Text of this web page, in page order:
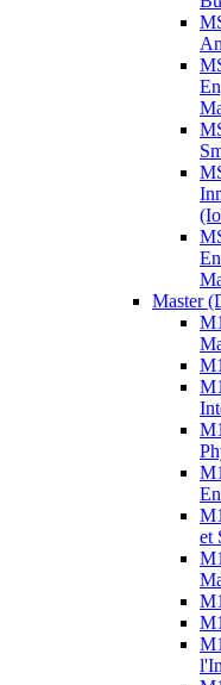
Master
et